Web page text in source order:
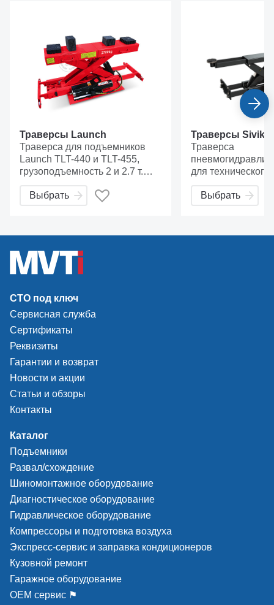
Траверсы Launch
Траверса для подъемников
Launch TLT-440 и TLT-455,
грузоподъемность 2 и 2.7 т.
траверсу осуществляется
Траверса Launch существенно
расширяет функциональные
подъемника и выводит ваш
автосервис на качественно
новый уровень.
Выбрать
Траверсы Sivik
Траверса
для технического
средств
Выбрать
СТО под ключ
Сервисная служба
Сертификаты
Реквизиты
Гарантии и возврат
Новости и акции
Статьи и обзоры
Контакты
Каталог
Подъемники
Развал/схождение
Шиномонтажное оборудование
Диагностическое оборудование
Гидравлическое оборудование
Компрессоры и подготовка воздуха
Экспресс-сервис и заправка кондиционеров
Кузовной ремонт
Гаражное оборудование
ОЕМ сервис ⚑